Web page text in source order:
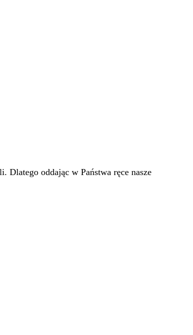
Dlatego oddając w Państwa ręce nasze